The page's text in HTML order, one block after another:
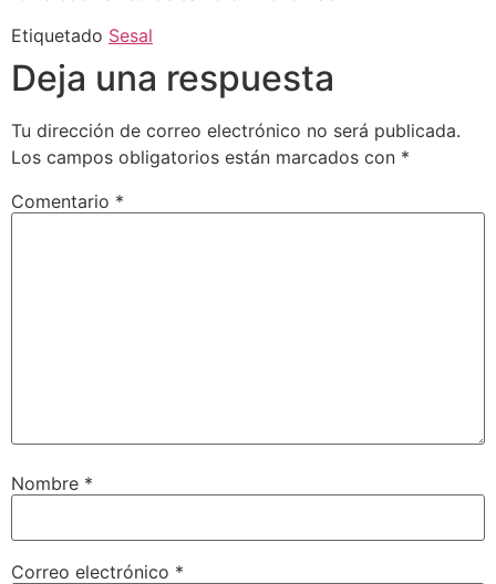
Etiquetado Sesal
Deja una respuesta
Tu dirección de correo electrónico no será publicada.
Los campos obligatorios están marcados con *
Comentario *
Nombre *
Correo electrónico *